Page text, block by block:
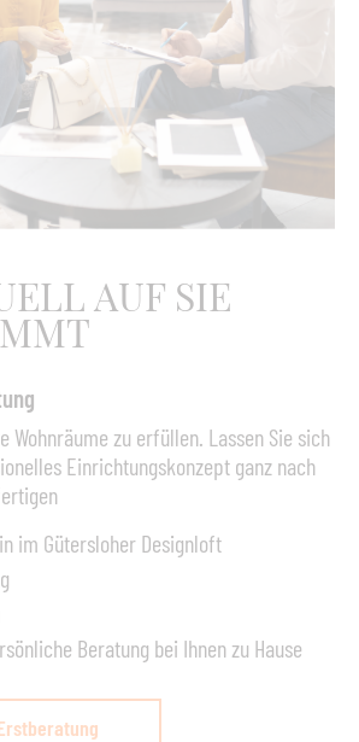
von Profilsohlen
80% Effizienz
Aussenbereich
6 / O.4O(g rau)
AUF SIE
Wohnräume zu erfüllen. Lassen Sie sich
Einrichtungskonzept ganz nach
im Gütersloher Designloft
Beratung bei Ihnen zu Hause